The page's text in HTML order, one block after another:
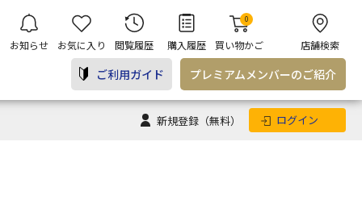
お知らせ お気に入り 閲覧履歴 購入履歴 買い物かご
0
店舗検索
ご利用ガイド プレミアム メンバーのご紹介
新規登録 （無料） ログイン